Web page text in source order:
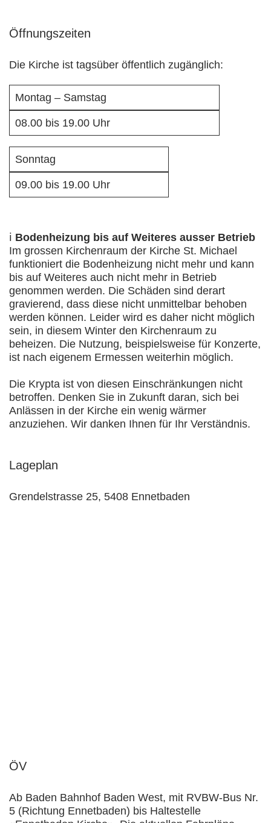
Öffnungszeiten
Die Kirche ist tagsüber öffentlich zugänglich:
Montag – Samstag
08.00 bis 19.00 Uhr
Sonntag
09.00 bis 19.00 Uhr
ℹ️ Bodenheizung bis auf Weiteres ausser Betrieb
Im grossen Kirchenraum der Kirche St. Michael
funktioniert die Bodenheizung nicht mehr und kann
bis auf Weiteres auch nicht mehr in Betrieb
genommen werden. Die Schäden sind derart
gravierend, dass diese nicht unmittelbar behoben
werden können. Leider wird es daher nicht möglich
sein, in diesem Winter den Kirchenraum zu
beheizen. Die Nutzung, beispielsweise für Konzerte,
ist nach eigenem Ermessen weiterhin möglich.
Die Krypta ist von diesen Einschränkungen nicht
betroffen. Denken Sie in Zukunft daran, sich bei
Anlässen in der Kirche ein wenig wärmer
anzuziehen. Wir danken Ihnen für Ihr Verständnis.
Lageplan
Grendelstrasse 25, 5408 Ennetbaden
ÖV
Ab Baden Bahnhof Baden West, mit RVBW-Bus Nr.
5 (Richtung Ennetbaden) bis Haltestelle